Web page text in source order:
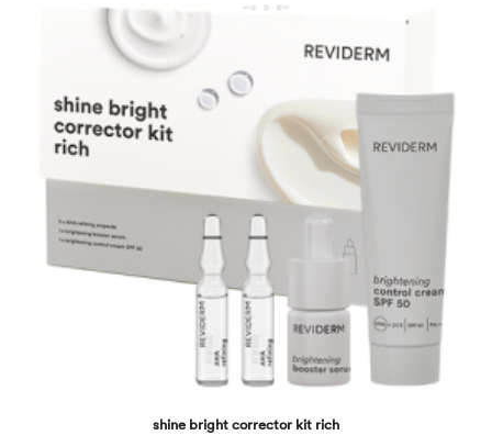
shine bright corrector kit rich